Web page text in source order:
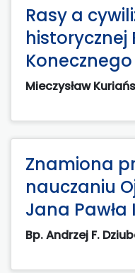
Rasy a
historycznej
Konecznego
Mieczysław
Znamiona
nauczaniu
Jana Pawła
Bp. Andrzej F.